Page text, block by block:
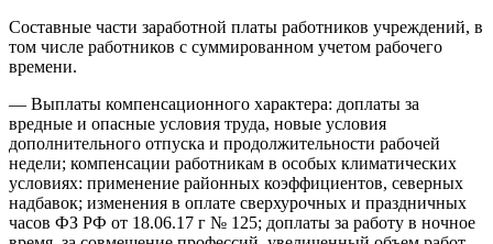
Составные части заработной платы работников учреждений, в
том числе работников с суммированном учетом рабочего
времени.
— Выплаты компенсационного характера: доплаты за
вредные и опасные условия труда, новые условия
дополнительного отпуска и продолжительности рабочей
недели; компенсации работникам в особых климатических
условиях: применение районных коэффициентов, северных
надбавок; изменения в оплате сверхурочных и праздничных
часов ФЗ РФ от 18.06.17 г № 125; доплаты за работу в ночное